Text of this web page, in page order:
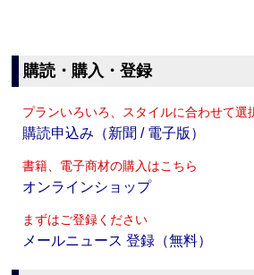
購読・購入・登録
プランいろいろ、スタイルに合わせて選
購読申込み（新聞 / 電子版）
書籍、電子商材の購入はこちら
オンラインショップ
まずはご登録ください
メールニュース 登録（無料）